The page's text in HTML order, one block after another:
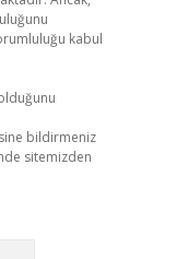
kabul
bildirmeniz
sitemizden